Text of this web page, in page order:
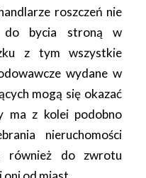
roszczeń nie
do bycia stroną w
z tym wszystkie
wydane w
mogą się okazać
ma z kolei podobno
nieruchomości
również do zwrotu